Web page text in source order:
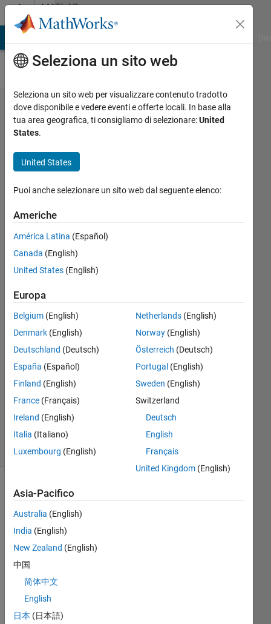
Vai al contenutoMATLAB
Answers
How can I
find the
function
lowpass
filter using
the Kaiser
windowing
method?
Steven
2 Nov
2014
Risposte
Aggiornato
2 Nov
8
Visualizzazioni
(30 giorni)
m
the
Seleziona un sito web
Seleziona un sito web per visualizzare contenuto tradotto
dove disponibile e vedere eventi e offerte locali. In base alla
tua area geografica, ti consigliamo di selezionare:United
States.
United States
Puoi anche selezionare un sito web dal seguente elenco:
Americhe
América Latina (Español)
Canada (English)
United States (English)
Europa
Belgium (English)
Denmark (English)
Deutschland (Deutsch)
España (Español)
Finland (English)
France (Français)
Ireland (English)
Italia (Italiano)
Luxembourg (English)
Netherlands(English)
Norway(English)
Österreich (Deutsch)
Portugal (English)
Sweden (English)
Switzerland
Deutsch
English
Français
United Kingdom(English)
Asia-Pacifico
Australia (English)
India (English)
New Zealand (English)
中国
简体中文
English
日本 (日本語)